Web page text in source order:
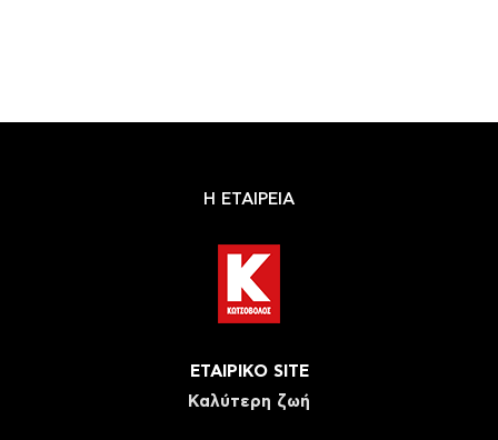
Η ΕΤΑΙΡΕΙΑ
ΕΤΑΙΡΙΚΟ SITE
Καλύτερη ζωή